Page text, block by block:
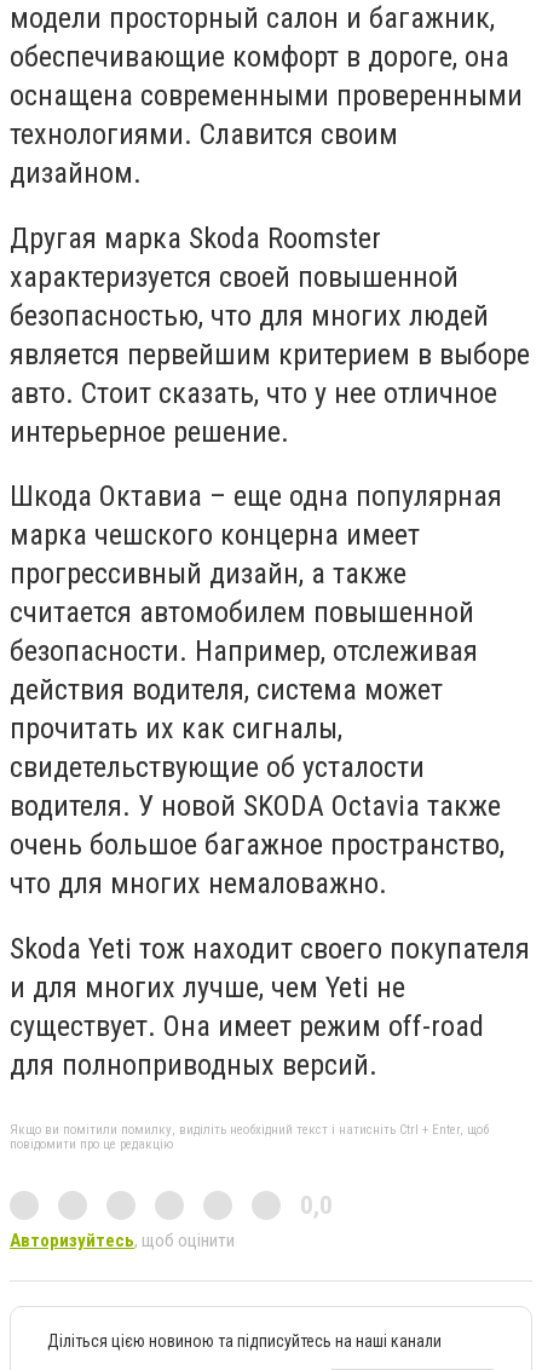
модели просторный салон и багажник,
обеспечивающие комфорт в дороге, она
оснащена современными проверенными
технологиями. Славится своим
дизайном.
Другая марка Skoda Roomster
характеризуется своей повышенной
безопасностью, что для многих людей
является первейшим критерием в выборе
авто. Стоит сказать, что у нее отличное
интерьерное решение.
Шкода Октавиа – еще одна популярная
марка чешского концерна имеет
прогрессивный дизайн, а также
считается автомобилем повышенной
безопасности. Например, отслеживая
действия водителя, система может
прочитать их как сигналы,
свидетельствующие об усталости
водителя. У новой SKODA Octavia также
очень большое багажное пространство,
что для многих немаловажно.
Skoda Yeti тож находит своего покупателя
и для многих лучше, чем Yeti не
существует. Она имеет режим off-road
для полноприводных версий.
Якщо ви помітили помилку, виділіть необхідний текст і натисніть Ctrl + Enter, щоб
повідомити про це редакцію
0,0
Авторизуйтесь, щоб оцінити
Діліться цією новиною та підписуйтесь на наші канали